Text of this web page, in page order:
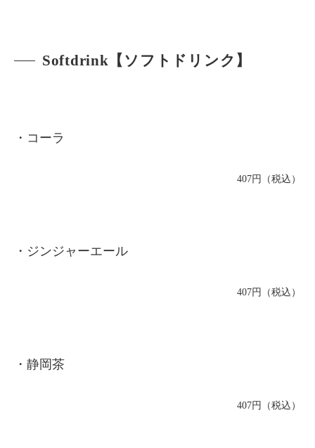
Softdrink【ソフトドリンク】
・コーラ
407円（税込）
・ジンジャーエール
407円（税込）
・静岡茶
407円（税込）